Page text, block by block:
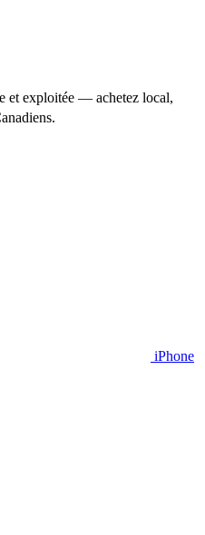
et exploitée — achetez local,
iPhone